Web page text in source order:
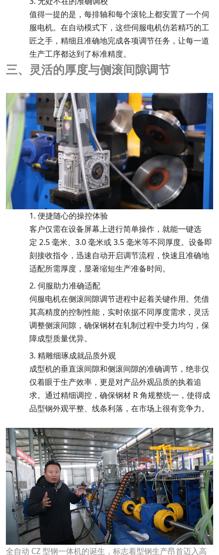
值得一提的是，每排轴和每个滚轮上都安置了一个伺
服电机。在自动模式下，这些伺服电机仿若精巧的工
匠之手，精细且准确地完成各项调节任务，让每一道
生产工序都达到了标准精度。
三、灵活的厚度与侧滚间隙调节
1. 便捷随心的操控体验
客户仅需在设备屏幕上进行简单操作，就能一键选
定 2.5 毫米、3.0 毫米或 3.5 毫米等不同厚度。设备即
刻接收指令，迅速自动开启调节流程，快速且准确地
适配所需厚度，显著缩短生产准备时间。
2. 伺服助力准确适配
伺服电机在侧滚间隙调节进程中起着关键作用。凭借
其高精度的控制性能，实时依据不同厚度需求，灵活
调整侧滚间隙，确保钢材在轧制过程中受力均匀，保
障成型质量优异。
3. 精雕细琢成就品质外观
成型机的垂直滚间隙和侧滚间隙的准确调节，绝非仅
仅着眼于生产效率，更是对产品外观品质的执着追
求。通过精细调控，确保钢材 R 角规整统一，使得成
品型钢外观平整、线条利落，在市场上很有竞争力。
全自动 CZ 型钢一体机的诞生，标志着型钢生产昂首迈入高